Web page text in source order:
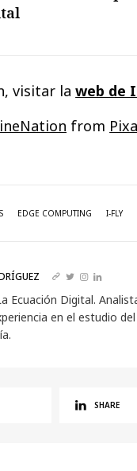
visitar laweb de
from
EDGE COMPUTING I-FLY
Ecuación Digital.
en el estudio
SHARE